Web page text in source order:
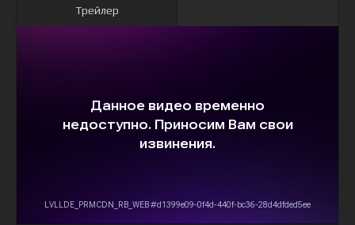
Трейлер